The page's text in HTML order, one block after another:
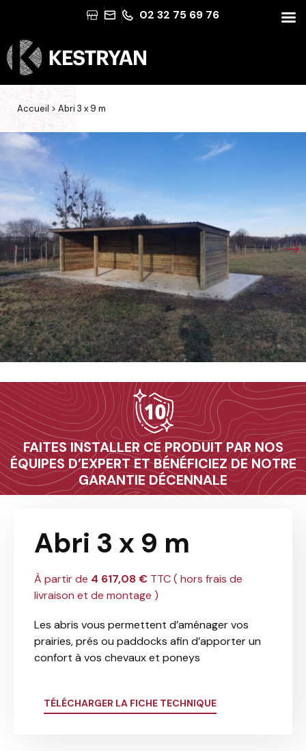
02 32 75 69 76
Accueil> Abri 3 x 9 m
10
FAITES INSTALLER CE PRODUIT PAR NOS
ÉQUIPES D’EXPERT ET BÉNÉFICIEZ DE NOTRE
GARANTIE DÉCENNALE
Abri 3 x 9 m
À partir de 4 617,08 € TTC ( hors frais de
livraison et de montage )
Les abris vous permettent d’aménager vos
prairies, prés ou paddocks afin d’apporter un
confort à vos chevaux et poneys
TÉLÉCHARGER LA FICHE TECHNIQUE